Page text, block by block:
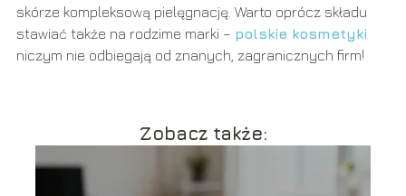
skórze kompleksową pielęgnację. Warto oprócz składu
stawiać także na rodzime marki – polskie kosmetyki
niczym nie odbiegają od znanych, zagranicznych firm!
Zobacz także: